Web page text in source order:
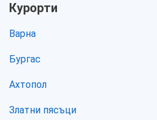
Курорти
Варна
Бургас
Ахтопол
Златни пясъци